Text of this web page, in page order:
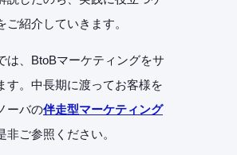
ご紹介していきます。
は、BtoBマーケティングをサ
す。 中長期に渡ってお客様を
ーバの伴走型マーケティング
非ご参照ください。